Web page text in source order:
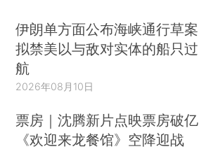
伊朗单方面公布海峡通行草案
拟禁美以与敌对实体的船只过
航
2026年08月10日
票房｜沈腾新片点映票房破亿
《欢迎来龙餐馆》空降迎战